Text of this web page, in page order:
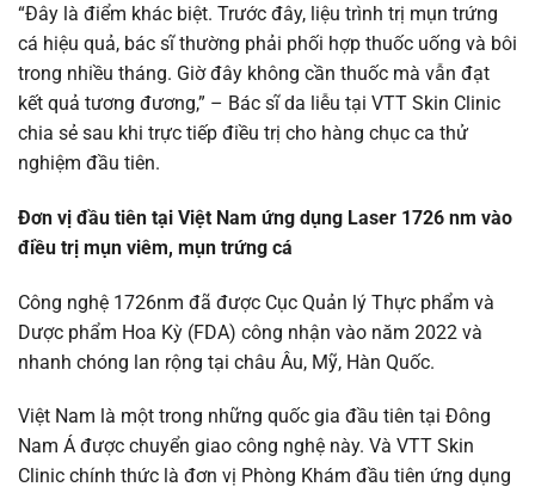
“Đây là điểm khác biệt. Trước đây, liệu trình trị mụn trứng
cá hiệu quả, bác sĩ thường phải phối hợp thuốc uống và bôi
trong nhiều tháng. Giờ đây không cần thuốc mà vẫn đạt
kết quả tương đương,” – Bác sĩ da liễu tại VTT Skin Clinic
chia sẻ sau khi trực tiếp điều trị cho hàng chục ca thử
nghiệm đầu tiên.
Đơn vị đầu tiên tại Việt Nam ứng dụng Laser 1726 nm vào
điều trị mụn viêm, mụn trứng cá
Công nghệ 1726nm đã được Cục Quản lý Thực phẩm và
Dược phẩm Hoa Kỳ (FDA) công nhận vào năm 2022 và
nhanh chóng lan rộng tại châu Âu, Mỹ, Hàn Quốc.
Việt Nam là một trong những quốc gia đầu tiên tại Đông
Nam Á được chuyển giao công nghệ này. Và VTT Skin
Clinic chính thức là đơn vị Phòng Khám đầu tiên ứng dụng